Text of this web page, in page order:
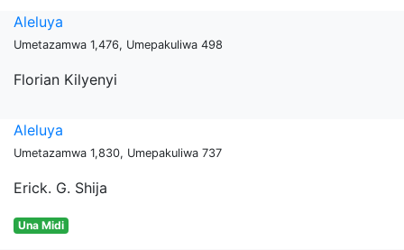
Aleluya
Umetazamwa 1,476, Umepakuliwa 498
Florian Kilyenyi
Aleluya
Umetazamwa 1,830, Umepakuliwa 737
Erick. G. Shija
Una Midi